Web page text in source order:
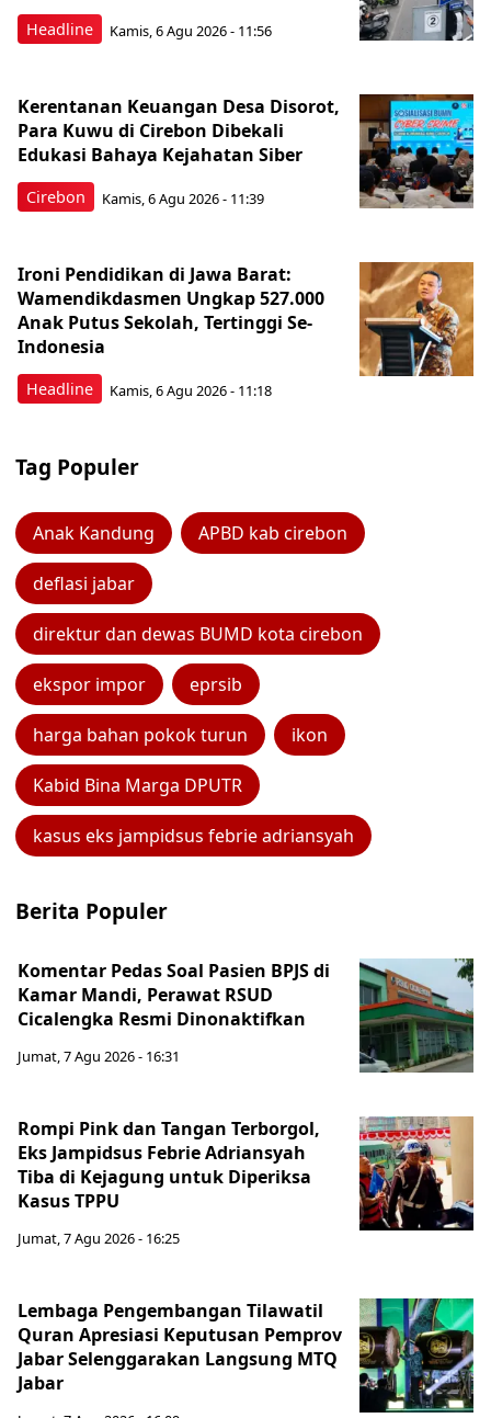
Headline Kamis, 6 Agu 2026 - 11:56
Cirebon
Kerentanan Keuangan Desa Disorot,
Para Kuwu di Cirebon Dibekali
Edukasi Bahaya Kejahatan Siber
Kamis, 6 Agu 2026 - 11:39
Headline
Ironi Pendidikan di Jawa Barat:
Wamendikdasmen Ungkap 527.000
Anak Putus Sekolah, Tertinggi Se-
Indonesia
Kamis, 6 Agu 2026 - 11:18
Tag Populer
Anak Kandung APBD kab cirebon
deflasi jabar
direktur dan dewas BUMD kota cirebon
ekspor impor eprsib
harga bahan pokok turun ikon
Kabid Bina Marga DPUTR
kasus eks jampidsus febrie adriansyah
Berita Populer
Komentar Pedas Soal Pasien BPJS di
Kamar Mandi, Perawat RSUD
Cicalengka Resmi Dinonaktifkan
Jumat, 7 Agu 2026 - 16:31
Rompi Pink dan Tangan Terborgol,
Eks Jampidsus Febrie Adriansyah
Tiba di Kejagung untuk Diperiksa
Kasus TPPU
Jumat, 7 Agu 2026 - 16:25
Lembaga Pengembangan Tilawatil
Quran Apresiasi Keputusan Pemprov
Jabar Selenggarakan Langsung MTQ
Jabar